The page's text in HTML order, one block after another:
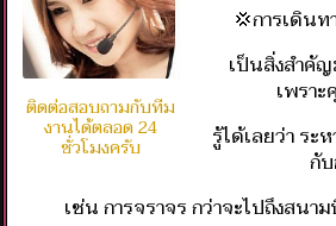
ติดต่อสอบถามกับทีม
งานได้ตลอด 24
ชั่วโมงครับ
💢การเดิน
เป็นสิ่งสำคั
เพรา
รู้ได้เลยว่า ระ
กั
เช่น การจราจร กว่าจะไปถึงสนา